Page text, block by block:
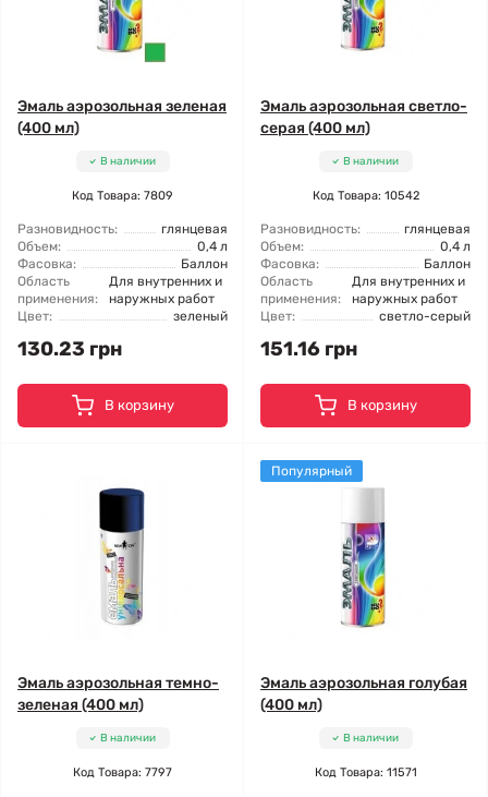
Эмаль аэрозольная зеленая
(400 мл)
В наличии
Код Товара: 7809
Разновидность:
глянцевая
Объем:
0,4 л
Фасовка:
Баллон
Область
применения:
Для внутренних и
наружных работ
Цвет:
зеленый
130.23 грн
В корзину
Эмаль аэрозольная светло-
серая (400 мл)
В наличии
Код Товара: 10542
Разновидность:
глянцевая
Объем:
0,4 л
Фасовка:
Баллон
Область
применения:
Для внутренних и
наружных работ
Цвет:
светло-серый
151.16 грн
В корзину
Эмаль аэрозольная темно-
зеленая (400 мл)
В наличии
Код Товара: 7797
Популярный
Эмаль аэрозольная голубая
(400 мл)
В наличии
Код Товара: 11571